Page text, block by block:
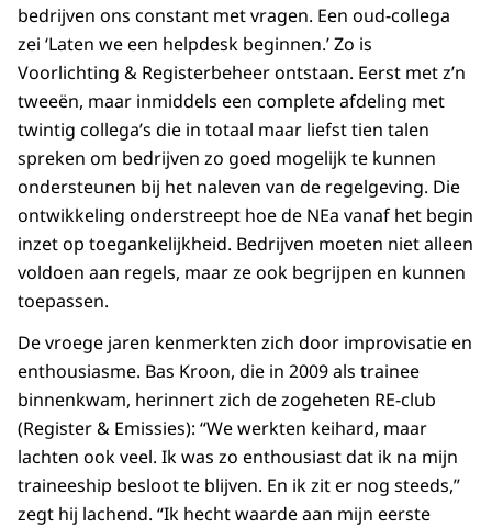
bedrijven ons constant met vragen. Een oud-collega
zei ‘Laten we een helpdesk beginnen.’ Zo is
Voorlichting & Registerbeheer ontstaan. Eerst met z’n
tweeën, maar inmiddels een complete afdeling met
twintig collega’s die in totaal maar liefst tien talen
spreken om bedrijven zo goed mogelijk te kunnen
ondersteunen bij het naleven van de regelgeving. Die
ontwikkeling onderstreept hoe de NEa vanaf het begin
inzet op toegankelijkheid. Bedrijven moeten niet alleen
voldoen aan regels, maar ze ook begrijpen en kunnen
toepassen.
De vroege jaren kenmerkten zich door improvisatie en
enthousiasme. Bas Kroon, die in 2009 als trainee
binnenkwam, herinnert zich de zogeheten RE-club
(Register & Emissies): “We werkten keihard, maar
lachten ook veel. Ik was zo enthousiast dat ik na mijn
traineeship besloot te blijven. En ik zit er nog steeds,”
zegt hij lachend. “Ik hecht waarde aan mijn eerste